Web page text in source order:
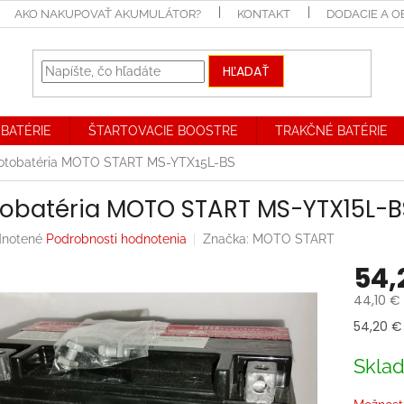
AKO NAKUPOVAŤ AKUMULÁTOR? KONTAKT DODACIE A
HĽADAŤ
ŠTARTOVACIE BOOSTRE TRAKČNÉ BATÉRIE
MOTO START MS-YTX15L-BS
MOTO START MS-YTX15L-
Podrobnosti hodnotenia Značka: MOTO START
44,10 €
54,20 €